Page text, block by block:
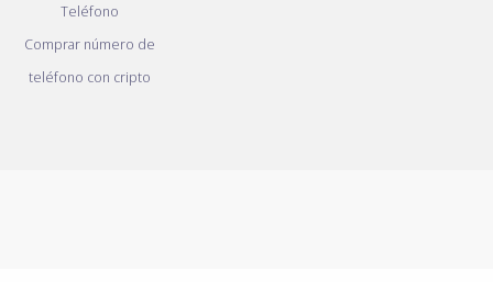
Teléfono
Comprar número de
teléfono con cripto